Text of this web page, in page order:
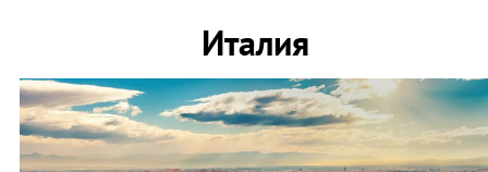
Италия